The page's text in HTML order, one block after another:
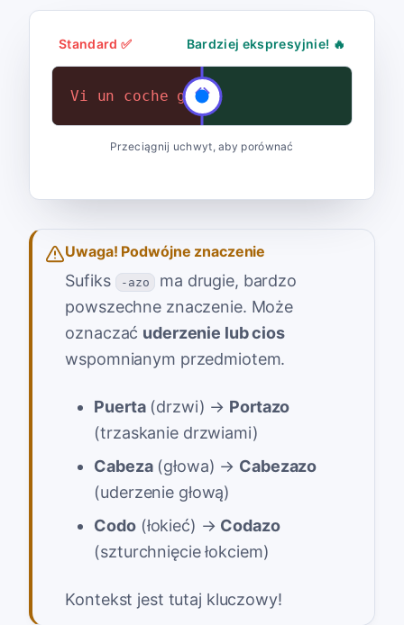
Standard ✅ Bardziej ekspresyjnie! 🔥
Vi un coche grande.
¡Vi un cochazo!
Przeciągnij uchwyt, aby porównać
Uwaga! Podwójne znaczenie
Sufiks -azo
ma drugie, bardzo
powszechne znaczenie. Może
oznaczać uderzenie lub cios
wspomnianym przedmiotem.
Puerta(drzwi) → Portazo
(trzaskanie drzwiami)
Cabeza(głowa) → Cabezazo
(uderzenie głową)
Codo(łokieć) → Codazo
(szturchnięcie łokciem)
Kontekst jest tutaj kluczowy!